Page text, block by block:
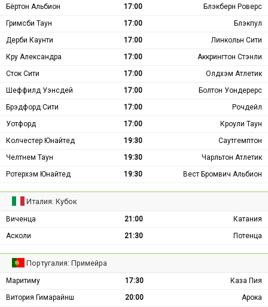
Бёртон Альбион
17:00
Блэкберн Роверс
Гримсби Таун
17:00
Блэкпул
Дерби Каунти
17:00
Линкольн Сити
Кру Александра
17:00
Аккрингтон Стэнли
Сток Сити
17:00
Олдхэм Атлетик
Шеффилд Уэнсдей
17:00
Болтон Уондерерс
Брэдфорд Сити
17:00
Рочдейл
Уотфорд
17:00
Кроули Таун
Колчестер Юнайтед
19:30
Саутгемптон
Челтнем Таун
19:30
Чарльтон Атлетик
Ротерхэм Юнайтед
19:30 Вест Бромвич Альбион
Италия: Кубок
Виченца 21:00
Катания
Асколи
21:30 Потенца
Португалия: Примейра
Маритиму 17:30
Каза Пия
Витория Гимарайнш
20:00 Арока